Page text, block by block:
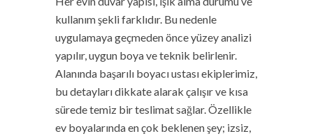
kullanım şekli farklıdır. Bu nedenle
uygulamaya geçmeden önce yüzey analizi
yapılır, uygun boya ve teknik belirlenir.
Alanında başarılı boyacı ustası ekiplerimiz,
bu detayları dikkate alarak çalışır ve kısa
sürede temiz bir teslimat sağlar. Özellikle
ev boyalarında en çok beklenen şey; izsiz,